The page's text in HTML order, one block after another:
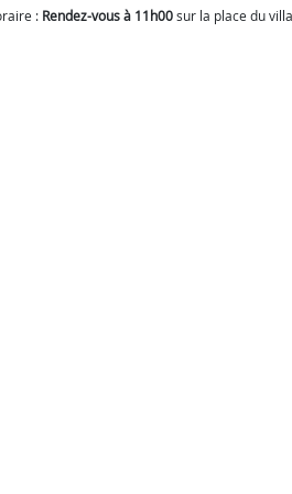
: Rendez-vous à 11h00sur la place du